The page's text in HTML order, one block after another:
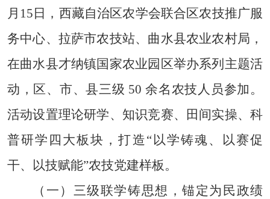
月15日，西藏自治区农学会联合区农技推广服
务中心、拉萨市农技站、曲水县农业农村局，
在曲水县才纳镇国家农业园区举办系列主题活
动，区、市、县三级 50 余名农技人员参加。
活动设置理论研学、知识竞赛、田间实操、科
普研学四大板块，打造“以学铸魂、以赛促
干、以技赋能”农技党建样板。
（一） 三级联学铸思想，锚定为民政绩